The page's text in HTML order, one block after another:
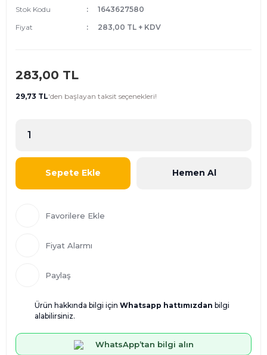
Stok Kodu
1643627580
Fiyat
283,00 TL + KDV
283,00 TL
29,73 TL'den başlayan taksit seçenekleri!
Sepete Ekle Hemen Al
Fiyat Alarmı
Paylaş
Ürün hakkında bilgi için Whatsapp hattımızdan bilgi
alabilirsiniz.
WhatsApp’tan bilgi alın